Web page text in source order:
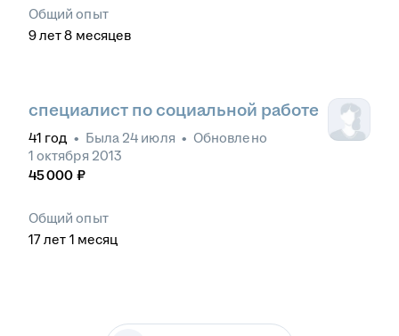
Общий опыт
9лет 8 месяцев
специалист по социальной работе
41 год • Была 24 июля • Обновлено
1 октября 2013
45 000 ₽
Общий опыт
17лет 1 месяц